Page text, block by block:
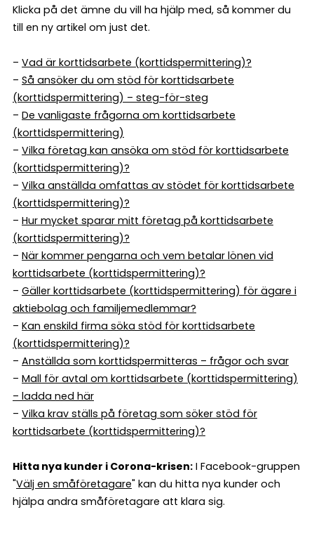
Klicka på det ämne du vill ha hjälp med, så kommer du
till en ny artikel om just det.
– Vad är korttidsarbete (korttidspermittering)?
– Så ansöker du om stöd för korttidsarbete
(korttidspermittering) – steg-för-steg
– De vanligaste frågorna om korttidsarbete
(korttidspermittering)
– Vilka företag kan ansöka om stöd för korttidsarbete
(korttidspermittering)?
– Vilka anställda omfattas av stödet för korttidsarbete
(korttidspermittering)?
– Hur mycket sparar mitt företag på korttidsarbete
(korttidspermittering)?
– När kommer pengarna och vem betalar lönen vid
korttidsarbete (korttidspermittering)?
– Gäller korttidsarbete (korttidspermittering) för ägare i
aktiebolag och familjemedlemmar?
– Kan enskild firma söka stöd för korttidsarbete
(korttidspermittering)?
– Anställda som korttidspermitteras – frågor och svar
– Mall för avtal om korttidsarbete (korttidspermittering)
– ladda ned här
– Vilka krav ställs på företag som söker stöd för
korttidsarbete (korttidspermittering)?
Hitta nya kunder i Corona-krisen: I Facebook-gruppen
"Välj en småföretagare" kan du hitta nya kunder och
hjälpa andra småföretagare att klara sig.